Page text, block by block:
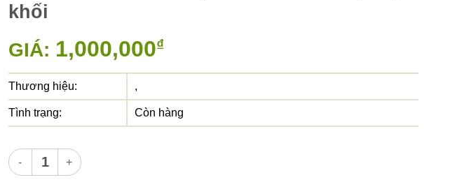
khối
GIÁ: 1,000,000₫
Thương hiệu: ,
Tình trạng: Còn hàng
Thuốc Pradaxa 110mg - Thuốc điều trị huyết khối số lượng